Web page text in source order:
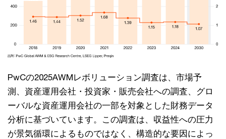
PwCの2025AWMレボリューション調査は、市場予
測、資産運用会社・投資家・販売会社への調査、グロ
ーバルな資産運用会社の一部を対象とした財務データ
分析に基づいています。この調査は、収益性への圧力
が景気循環によるものではなく、構造的な要因によっ